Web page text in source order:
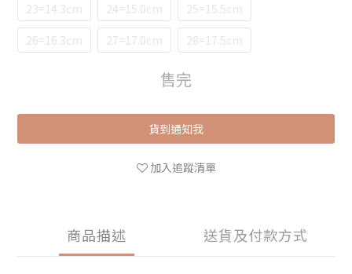
23=14.3cm
24=15.0cm
25=15.5cm
26=16.3cm
27=17.0cm 28=17.5cm
售完
貨到通知我
加入追蹤清單
商品描述 送貨及付款方式